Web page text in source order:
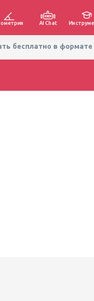
AI Chat
бесплатно в формате